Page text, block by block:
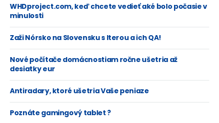
WHDproject.com, keď chcete vedieť aké bolo počasie v
minulosti
Zaži Nórsko na Slovensku s Iterou a ich QA!
Nové počítače domácnostiam ročne ušetria až
desiatky eur
Antiradary, ktoré ušetria Vaše peniaze
Poznáte gamingový tablet ?